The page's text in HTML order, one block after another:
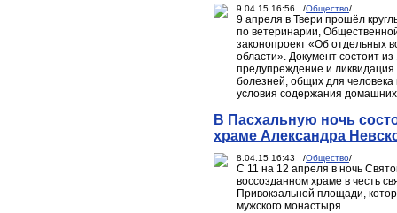
9.04.15 16:56 /Общество/
9 апреля в Твери прошёл
по ветеринарии,
законопроект «Об отдельных
области». Документ состоит
предупреждение и
болезней, общих для
условия содержания
В Пасхальную ночь
храме Александра
8.04.15 16:43 /Общество/
С 11 на 12 апреля в ночь
воссозданном храме в честь
Привокзальной площади,
мужского монастыря.